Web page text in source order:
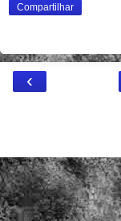
Compartilhar
‹